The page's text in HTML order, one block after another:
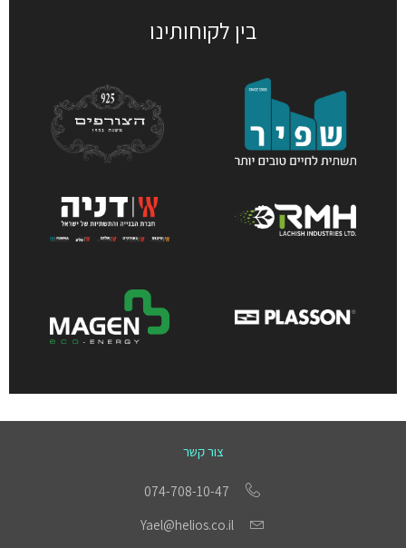
בין לקוחותינו
צור קשר
074-708-10-47
Yael@helios.co.il